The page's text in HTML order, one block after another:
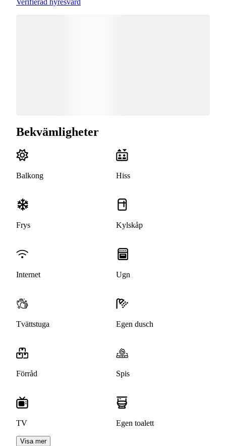
Bekvämligheter
Balkong Hiss
Frys Kylskåp
Internet Ugn
Tvättstuga Egen dusch
Förråd Spis
TV Egen toalett
Visa mer